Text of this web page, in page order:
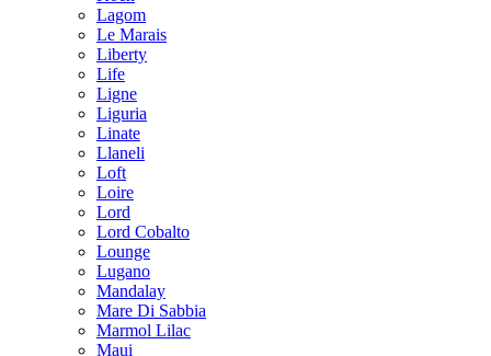
Lagom
Le Marais
Liberty
Life
Ligne
Liguria
Linate
Llaneli
Loft
Loire
Lord
Lord Cobalto
Lounge
Lugano
Mandalay
Mare Di Sabbia
Marmol Lilac
Maui